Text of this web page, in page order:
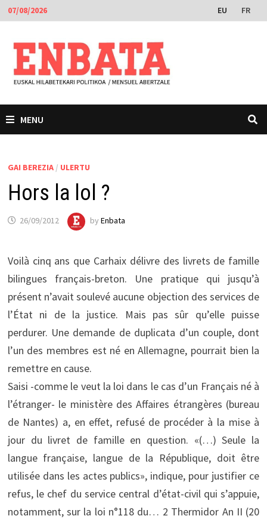
Skip
to
content
07/08/2026 EU FR
MENU
GAI BEREZIA/ ULERTU
Hors la lol ?
26/09/2012 by Enbata
Voilà cinq ans que Carhaix délivre des livrets de famille
bilingues français-breton. Une pratique qui jusqu’à
présent n’avait soulevé aucune objection des services de
l’État ni de la justice. Mais pas sûr qu’elle puisse
perdurer. Une demande de duplicata d’un couple, dont
l’un des membres est né en Allemagne, pourrait bien la
remettre en cause.
Saisi -comme le veut la loi dans le cas d’un Français né à
l’étranger- le ministère des Affaires étrangères (bureau
de Nantes) a, en effet, refusé de procéder à la mise à
jour du livret de famille en question. «(…) Seule la
langue française, langue de la République, doit être
utilisée dans les actes publics», indique, pour justifier ce
refus, le chef du service central d’état-civil qui s’appuie,
notamment, sur la loi n°118 du… 2 Thermidor An II (20